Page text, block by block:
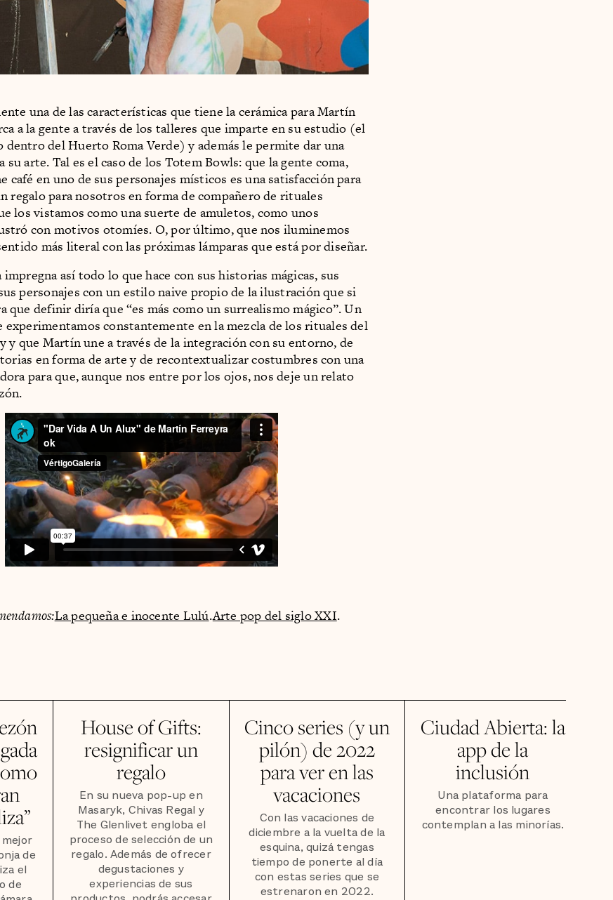
una de las características que tiene la cerámica para Martín
a la gente a través de los talleres que imparte en su estudio (el
dentro del Huerto Roma Verde) y además le permite dar una
su arte. Tal es el caso de los Totem Bowls: que la gente coma,
café en uno de sus personajes místicos es una satisfacción para
regalo para nosotros en forma de compañero de rituales
los vistamos como una suerte de amuletos, como unos
con motivos otomíes. O, por último, que nos iluminemos
más literal con las próximas lámparas que está por diseñar.
así todo lo que hace con sus historias mágicas, sus
personajes con un estilo naive propio de la ilustración que si
que definir diría que “es más como un surrealismo mágico”. Un
experimentamos constantemente en la mezcla de los rituales del
y que Martín une a través de la integración con su entorno, de
en forma de arte y de recontextualizar costumbres con una
para que, aunque nos entre por los ojos, nos deje un relato
La pequeña e inocente Lulú.Arte pop del siglo XXI.
de
el
de
House of Gifts:
resignificar un
regalo
En su nueva pop-up en
Masaryk, Chivas Regal y
The Glenlivet engloba el
proceso de selección de un
regalo. Además de ofrecer
degustaciones y
experiencias de sus
Cinco series (y un
pilón) de 2022
para ver en las
vacaciones
Con las vacaciones de
diciembre a la vuelta de la
esquina, quizá tengas
tiempo de ponerte al día
con estas series que se
estrenaron en 2022.
Ciudad Abierta: la
app de la
inclusión
Una plataforma para
encontrar los lugares
contemplan a las minorías.